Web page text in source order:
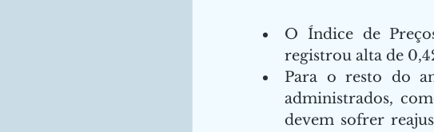
O Índice de
registrou alta de
Para o resto do
administrados,
devem sofrer